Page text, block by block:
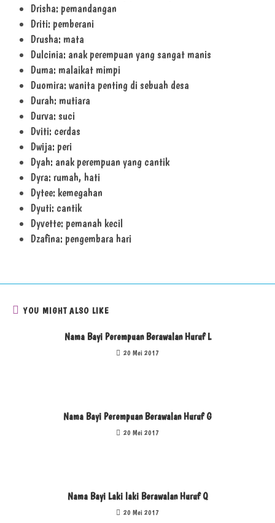
Drisha: pemandangan
Driti: pemberani
Drusha: mata
Dulcinia: anak perempuan yang sangat manis
Duma: malaikat mimpi
Duomira: wanita penting di sebuah desa
Durah: mutiara
Durva: suci
Dviti: cerdas
Dwija: peri
Dyah: anak perempuan yang cantik
Dyra: rumah, hati
Dytee: kemegahan
Dyuti: cantik
Dyvette: pemanah kecil
Dzafina: pengembara hari
YOU MIGHT ALSO LIKE
Nama Bayi Perempuan Berawalan Huruf L
20 Mei 2017
Nama Bayi Perempuan Berawalan Huruf G
20 Mei 2017
Nama Bayi Laki laki Berawalan Huruf Q
20 Mei 2017